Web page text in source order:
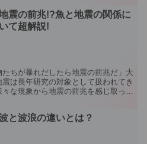
震の前兆!?魚と地震の関係に
て超解説!
たちが暴れだしたら地震の前兆だ」大
は長年研究の対象として扱われてき
な現象から地震の前兆を感じ取って
と波浪の違いとは？